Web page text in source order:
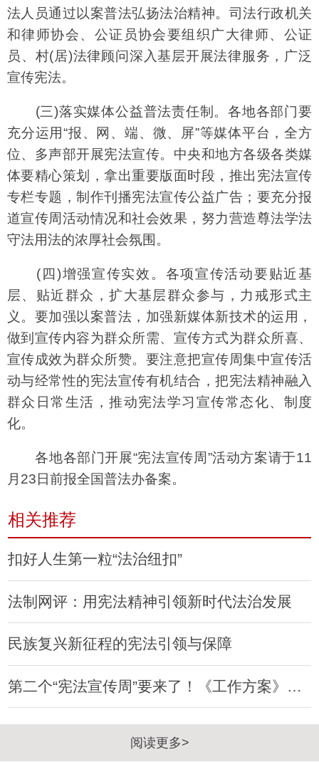
法人员通过以案普法弘扬法治精神。司法行政机关
和律师协会、公证员协会要组织广大律师、公证
员、村(居)法律顾问深入基层开展法律服务，广泛
宣传宪法。
(三)落实媒体公益普法责任制。各地各部门要
充分运用“报、网、端、微、屏”等媒体平台，全方
位、多声部开展宪法宣传。中央和地方各级各类媒
体要精心策划，拿出重要版面时段，推出宪法宣传
专栏专题，制作刊播宪法宣传公益广告；要充分报
道宣传周活动情况和社会效果，努力营造尊法学法
守法用法的浓厚社会氛围。
(四)增强宣传实效。各项宣传活动要贴近基
层、贴近群众，扩大基层群众参与，力戒形式主
义。要加强以案普法，加强新媒体新技术的运用，
做到宣传内容为群众所需、宣传方式为群众所喜、
宣传成效为群众所赞。要注意把宣传周集中宣传活
动与经常性的宪法宣传有机结合，把宪法精神融入
群众日常生活，推动宪法学习宣传常态化、制度
化。
各地各部门开展“宪法宣传周”活动方案请于11
月23日前报全国普法办备案。
相关推荐
扣好人生第一粒“法治纽扣”
法制网评：用宪法精神引领新时代法治发展
民族复兴新征程的宪法引领与保障
第二个“宪法宣传周”要来了！《工作方案》已发
阅读更多>